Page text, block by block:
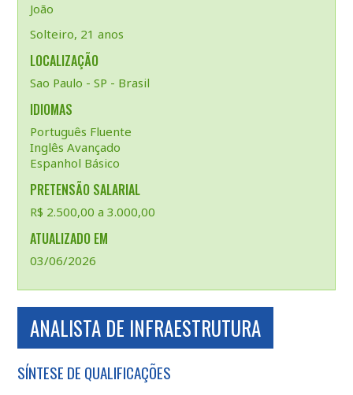
João
Solteiro, 21 anos
LOCALIZAÇÃO
Sao Paulo - SP - Brasil
IDIOMAS
Português Fluente
Inglês Avançado
Espanhol Básico
PRETENSÃO SALARIAL
R$ 2.500,00 a 3.000,00
ATUALIZADO EM
03/06/2026
ANALISTA DE INFRAESTRUTURA
SÍNTESE DE QUALIFICAÇÕES